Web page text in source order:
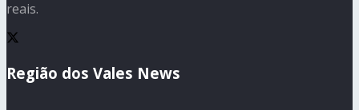
reais.
Região dos Vales News